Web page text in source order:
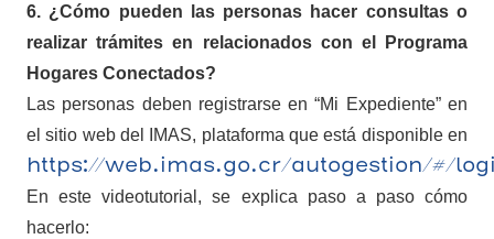
6. ¿Cómo pueden las personas hacer consultas o
realizar trámites en relacionados con el Programa
Hogares Conectados?
Las personas deben registrarse en “Mi Expediente” en
el sitio web del IMAS, plataforma que está disponible en
https://web.imas.go.cr/autogestion/#/
En este videotutorial, se explica paso a paso cómo
hacerlo: